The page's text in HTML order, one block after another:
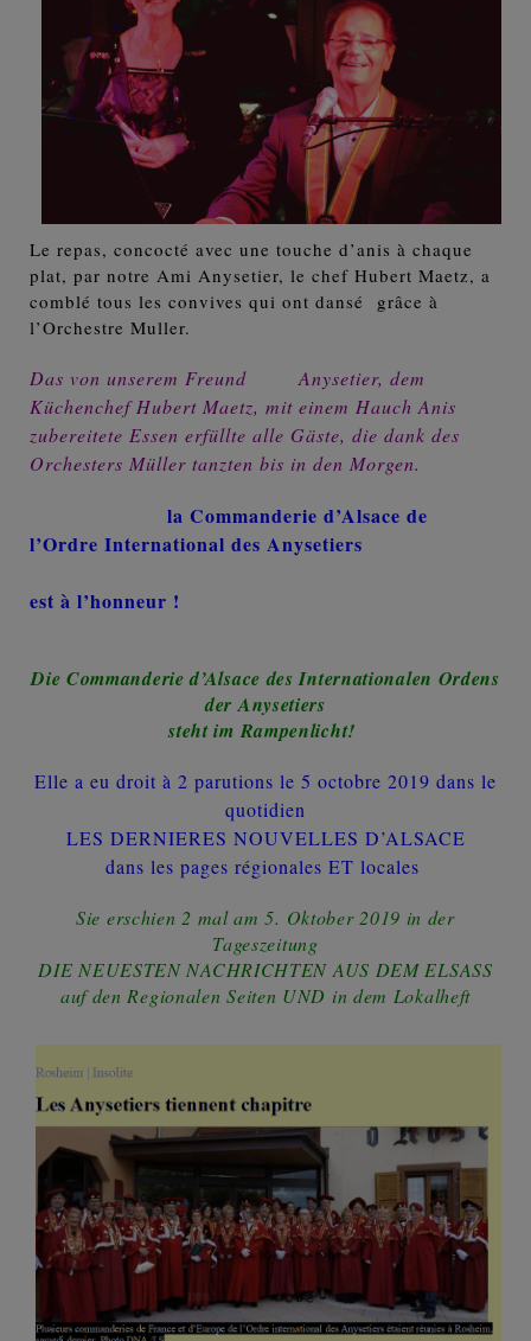
Le repas, concocté avec une touche d’anis à chaque
plat, par notre Ami Anysetier, le chef Hubert Maetz, a
comblé tous les convives qui ont dansé grâce à
l’Orchestre Muller.
Das von unserem Freund Anysetier, dem
Küchenchef Hubert Maetz, mit einem Hauch Anis
zubereitete Essen erfüllte alle Gäste, die dank des
Orchesters Müller tanzten bis in den Morgen.
la Commanderie d’Alsace de
l’Ordre International des Anysetiers
est à l’honneur !
Die Commanderie d’Alsace des Internationalen Ordens
der Anysetiers
steht im Rampenlicht!
Elle a eu droit à 2 parutions le 5 octobre 2019 dans le
quotidien
LES DERNIERES NOUVELLES D’ALSACE
dans les pages régionales ET locales
Sie erschien 2 mal am 5. Oktober 2019 in der
Tageszeitung
DIE NEUESTEN NACHRICHTEN AUS DEM ELSASS
auf den Regionalen Seiten UND in dem Lokalheft